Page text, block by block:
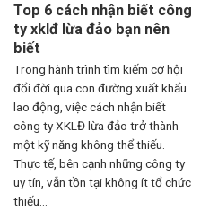
Top 6 cách nhận biết công
ty xklđ lừa đảo bạn nên
biết
Trong hành trình tìm kiếm cơ hội
đổi đời qua con đường xuất khẩu
lao động, việc cách nhận biết
công ty XKLĐ lừa đảo trở thành
một kỹ năng không thể thiếu.
Thực tế, bên cạnh những công ty
uy tín, vẫn tồn tại không ít tổ chức
thiếu...